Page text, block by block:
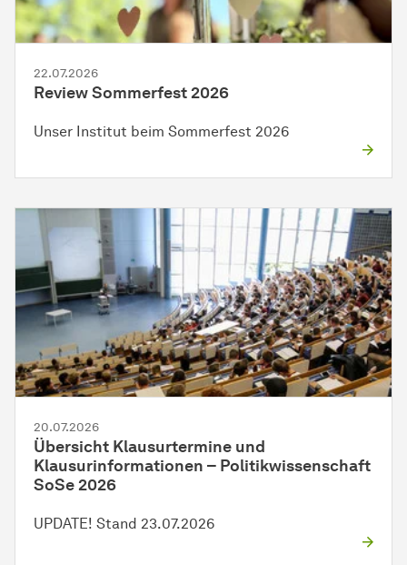
22.07.2026
Review Sommerfest 2026
Unser Institut beim Sommerfest 2026
20.07.2026
Übersicht Klausurtermine und
Klausurinformationen – Politikwissenschaft
SoSe 2026
UPDATE! Stand 23.07.2026